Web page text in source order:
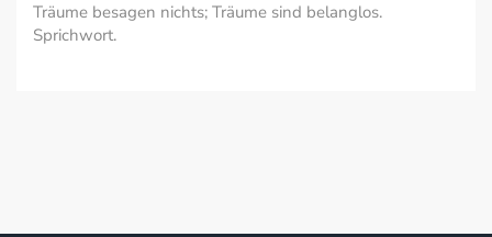
Träume besagen nichts; Träume sind belanglos.
Sprichwort.